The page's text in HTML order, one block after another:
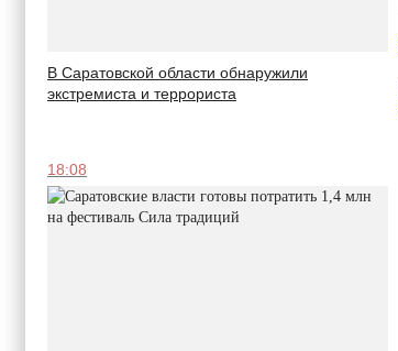
В Саратовской области обнаружили
экстремиста и террориста
18:08